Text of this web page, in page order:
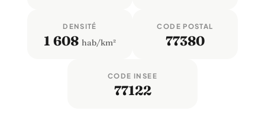
DENSITÉ
1 608 hab/km²
CODE POSTAL
77380
CODE INSEE
77122